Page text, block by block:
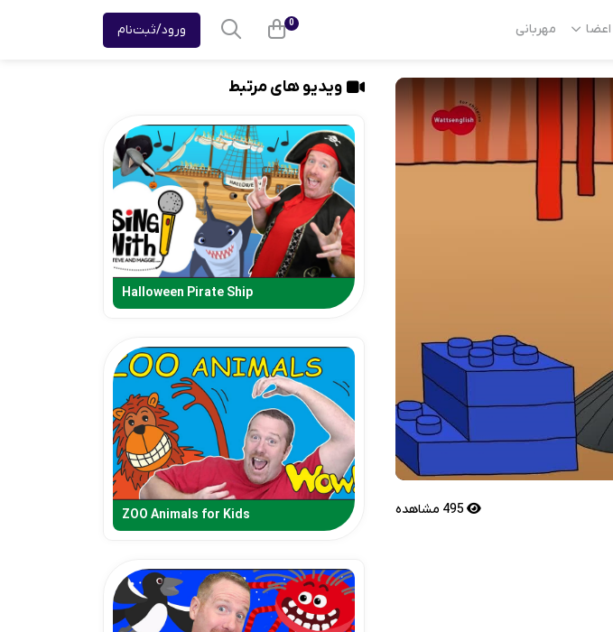
اعضا مهربانی 0 ورود/ثبت‌نام
495 مشاهده
ویدیو های مرتبط
Halloween Pirate Ship
ZOO Animals for Kids